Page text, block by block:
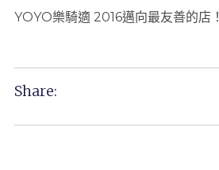
YOYO樂騎適 2016邁向最友善的店！
Share: